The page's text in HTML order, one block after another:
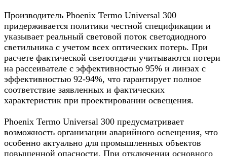
Производитель Phoenix Termo Universal 300
придерживается политики честной спецификации и
указывает реальный световой поток светодиодного
светильника с учетом всех оптических потерь. При
расчете фактической светоотдачи учитываются потери
на рассеивателе с эффективностью 95% и линзах с
эффективностью 92-94%, что гарантирует полное
соответствие заявленных и фактических
характеристик при проектировании освещения.
Phoenix Termo Universal 300 предусматривает
возможность организации аварийного освещения, что
особенно актуально для промышленных объектов
повышенной опасности. При отключении основного